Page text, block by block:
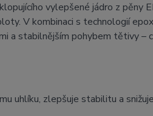
vylepšené jádro z pěny
V kombinaci s technologií
a stabilnějším pohybem tětivy –
uhlíku, zlepšuje stabilitu a